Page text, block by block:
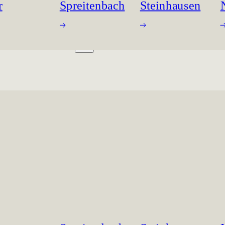
Spreitenbach Steinhausen